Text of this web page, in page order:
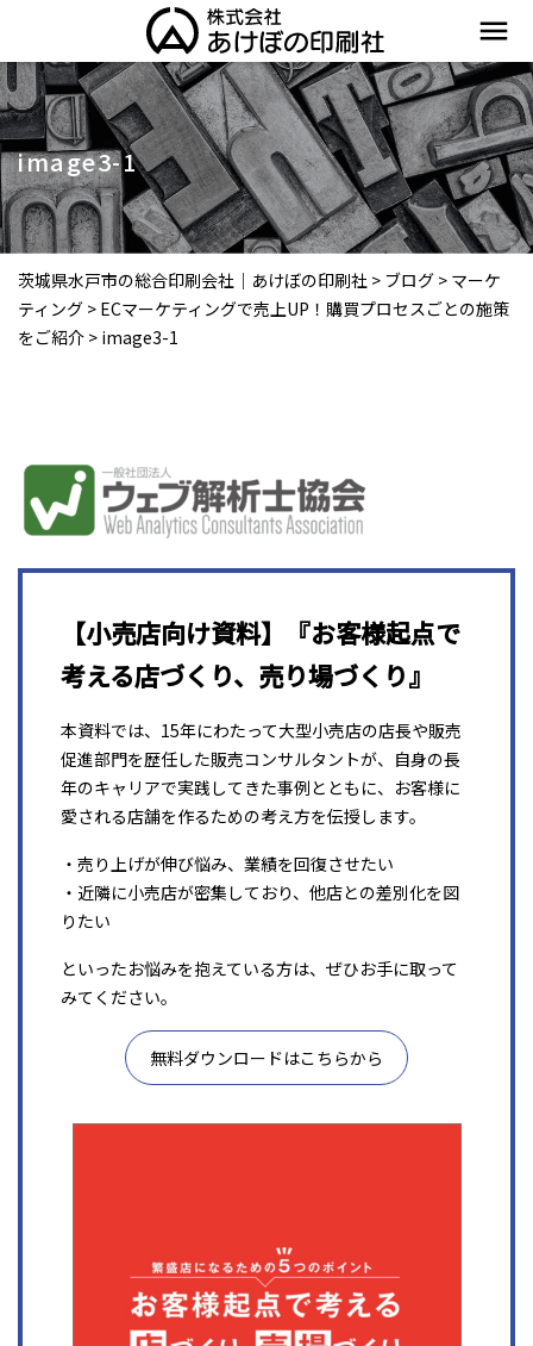
menu
image3-1
茨城県水戸市の総合印刷会社｜あけぼの印刷社 > ブログ > マーケ
ティング > ECマーケティングで売上UP！購買プロセスごとの施策
をご紹介 > image3-1
【小売店向け資料】『お客様起点で
考える店づくり、売り場づくり』
本資料では、15年にわたって大型小売店の店長や販売
促進部門を歴任した販売コンサルタントが、自身の長
年のキャリアで実践してきた事例とともに、お客様に
愛される店舗を作るための考え方を伝授します。
・売り上げが伸び悩み、業績を回復させたい
・近隣に小売店が密集しており、他店との差別化を図
りたい
といったお悩みを抱えている方は、ぜひお手に取って
みてください。
無料ダウンロードはこちらから